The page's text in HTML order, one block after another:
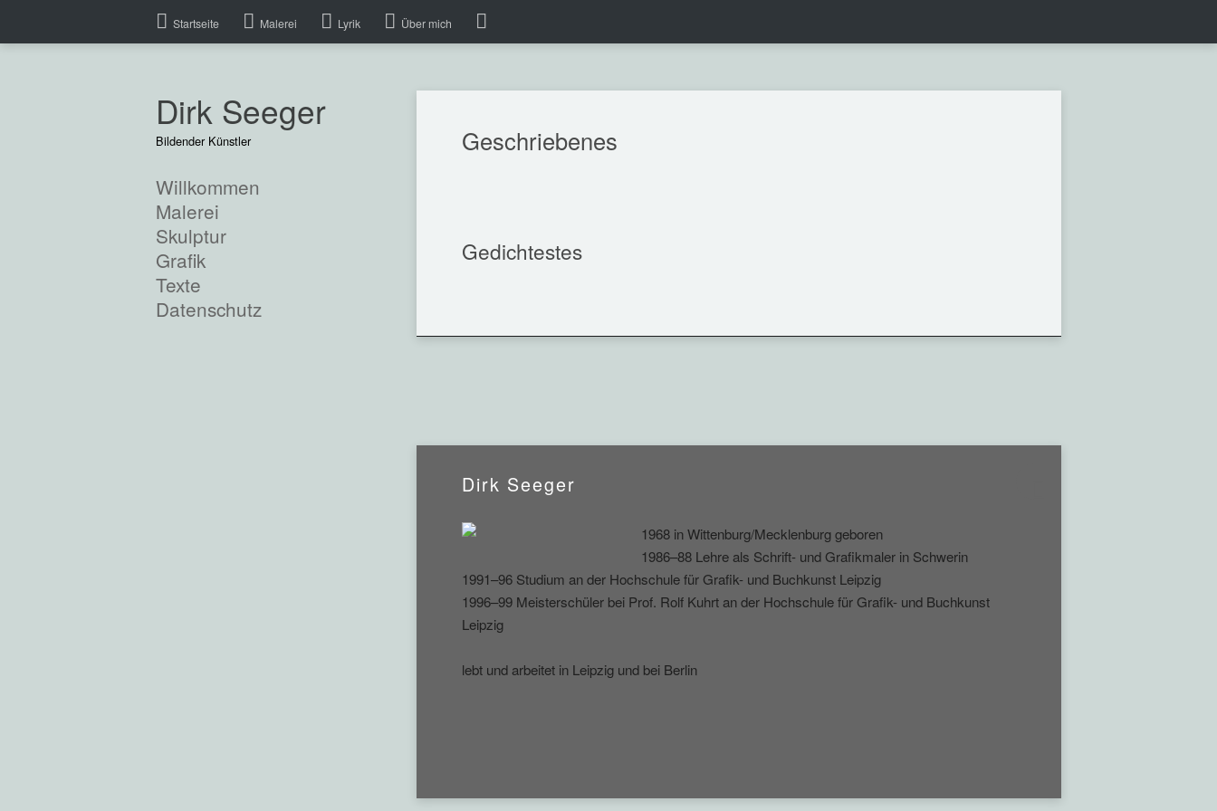
Startseite Malerei Lyrik Über mich
Dirk Seeger
Bildender Künstler
Willkommen
Malerei
Skulptur
Grafik
Texte
Datenschutz
Geschriebenes
Gedichtestes
Dirk Seeger
1968 in Wittenburg/Mecklenburg geboren
1986–88 Lehre als Schrift- und Grafikmaler in Schwerin
1991–96 Studium an der Hochschule für Grafik- und Buchkunst Leipzig
1996–99 Meisterschüler bei Prof. Rolf Kuhrt an der Hochschule für Grafik- und Buchkunst
Leipzig
lebt und arbeitet in Leipzig und bei Berlin